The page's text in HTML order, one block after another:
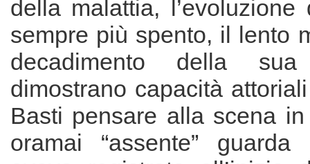
della malattia, l’evoluzione
sempre più spento, il lento
decadimento della sua
dimostrano capacità
Basti pensare alla scena
oramai “assente”